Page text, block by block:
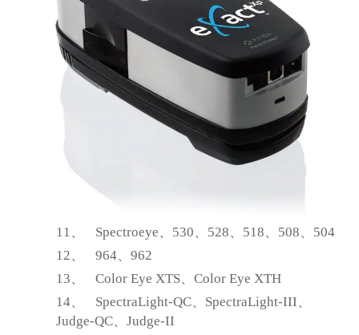
11、 Spectroeye、530、528、518、508、504
12、
964、962
13、
Color Eye XTS、Color Eye XTH
14、
SpectraLight-QC、SpectraLight-III、
Judge-QC、Judge-II